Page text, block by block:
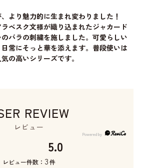
より魅力的に生まれ変わりました！
ベスク文様が織り込まれたジャカード
バラの刺繍を施しました。可愛らしい
常にそっと華を添えます。普段使いは
の高いシリーズです。
REVIEW
レビュー
5.0
レビュー件数： 3件